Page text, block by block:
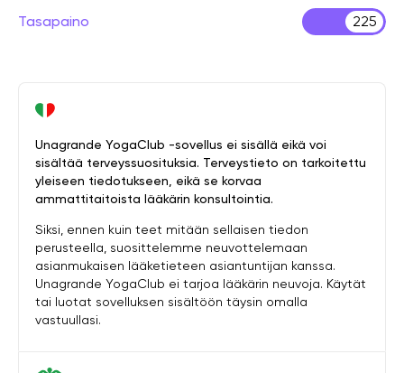
Tasapaino 225
Unagrande YogaClub -sovellus ei sisällä eikä voi
sisältää terveyssuosituksia. Terveystieto on tarkoitettu
yleiseen tiedotukseen, eikä se korvaa
ammattitaitoista lääkärin konsultointia.
Siksi, ennen kuin teet mitään sellaisen tiedon
perusteella, suosittelemme neuvottelemaan
asianmukaisen lääketieteen asiantuntijan kanssa.
Unagrande YogaClub ei tarjoa lääkärin neuvoja. Käytät
tai luotat sovelluksen sisältöön täysin omalla
vastuullasi.